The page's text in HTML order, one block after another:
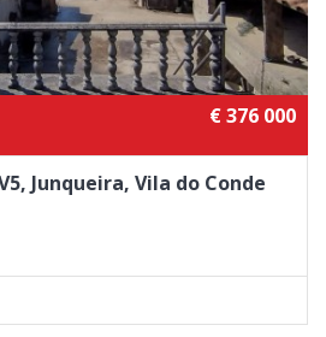
€ 376 000
Junqueira, Vila do Conde